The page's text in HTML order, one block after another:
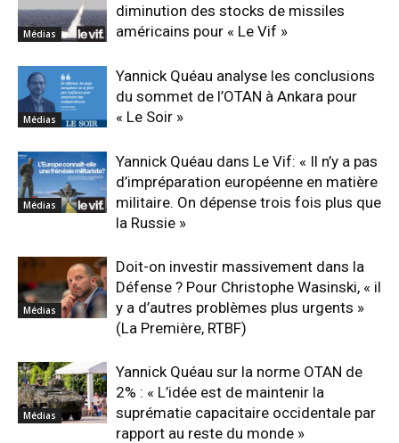
Médias
diminution des stocks de missiles
américains pour « Le Vif »
Médias
Yannick Quéau analyse les conclusions
du sommet de l’OTAN à Ankara pour
« Le Soir »
Médias
Yannick Quéau dans Le Vif: « Il n’y a pas
d’impréparation européenne en matière
militaire. On dépense trois fois plus que
la Russie »
Médias
Doit-on investir massivement dans la
Défense ? Pour Christophe Wasinski, « il
y a d’autres problèmes plus urgents »
(La Première, RTBF)
Médias
Yannick Quéau sur la norme OTAN de
2% : « L’idée est de maintenir la
suprématie capacitaire occidentale par
rapport au reste du monde »